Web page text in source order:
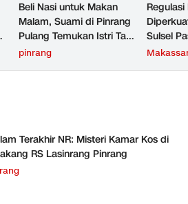
Beli Nasi untuk Makan
Malam, Suami di Pinrang
Pulang Temukan Istri Tak
Bernyawa di Kamar Kos
pinrang
Sulsel
Terakhir NR: Misteri Kamar Kos di
RS Lasinrang Pinrang